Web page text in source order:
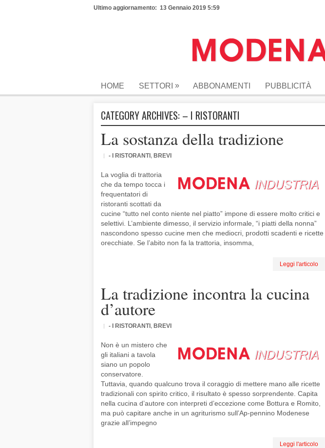
Ultimo aggiornamento: 13 Gennaio 2019 5:59
HOME SETTORI » ABBONAMENTI PUBBLICITÀ
CATEGORY ARCHIVES: – I RISTORANTI
La sostanza della tradizione
- I RISTORANTI , BREVI
La voglia di trattoria
che da tempo tocca i
frequentatori di
ristoranti scottati da
cucine “tutto nel conto niente nel piatto” impone di essere molto critici e
selettivi. L’ambiente dimesso, il servizio informale, “i piatti della nonna”
nascondono spesso cucine men che mediocri, prodotti scadenti e ricette
orecchiate. Se l’abito non fa la trattoria, insomma,
Leggi l'articolo
La tradizione incontra la cucina
d’autore
- I RISTORANTI , BREVI
Non è un mistero che
gli italiani a tavola
siano un popolo
conservatore.
Tuttavia, quando qualcuno trova il coraggio di mettere mano alle ricette
tradizionali con spirito critico, il risultato è spesso sorprendente. Capita
nella cucina d’autore con interpreti d’eccezione come Bottura e Romito,
ma può capitare anche in un agriturismo sull’Ap-pennino Modenese
grazie all’impegno
Leggi l'articolo